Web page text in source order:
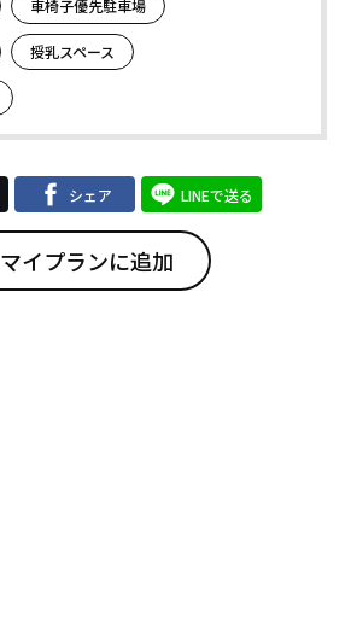
車椅子優先駐車場
授乳スペース
シェア LINEで送る
マイプランに追加